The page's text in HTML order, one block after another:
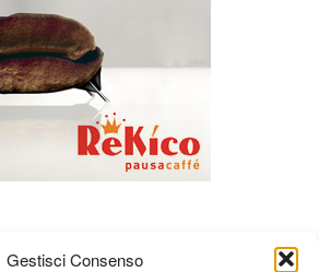
Gestisci Consenso